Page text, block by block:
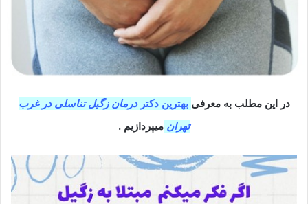
در این مطلب به معرفی بهترین دکتردرمان زگیل تناسلی در غرب
تهران میپردازیم .